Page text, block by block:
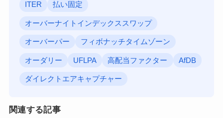
ITER 払い固定
オーバーナイトインデックススワップ
オーバーパー フィボナッチタイムゾーン
オーダリー UFLPA 高配当ファクター AfDB
ダイレクトエアキャプチャー
関連する記事